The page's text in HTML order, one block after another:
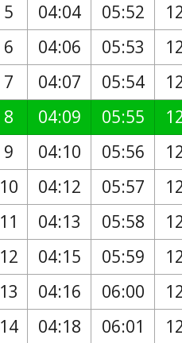
5
04:04 05:52
6
04:06 05:53
7
04:07 05:54
8
04:09 05:55
9
04:10 05:56
10
04:12 05:57
11
04:13 05:58
12
04:15 05:59
13
04:16 06:00
14
04:18 06:01